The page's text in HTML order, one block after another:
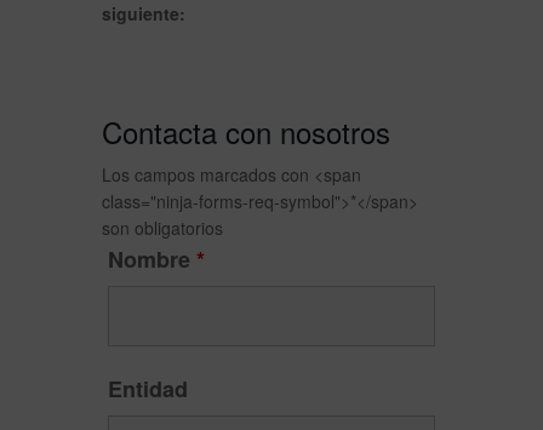
siguiente:
Contacta con nosotros
Los campos marcados con <span
class="ninja-forms-req-symbol">*</span>
son obligatorios
Nombre *
Entidad